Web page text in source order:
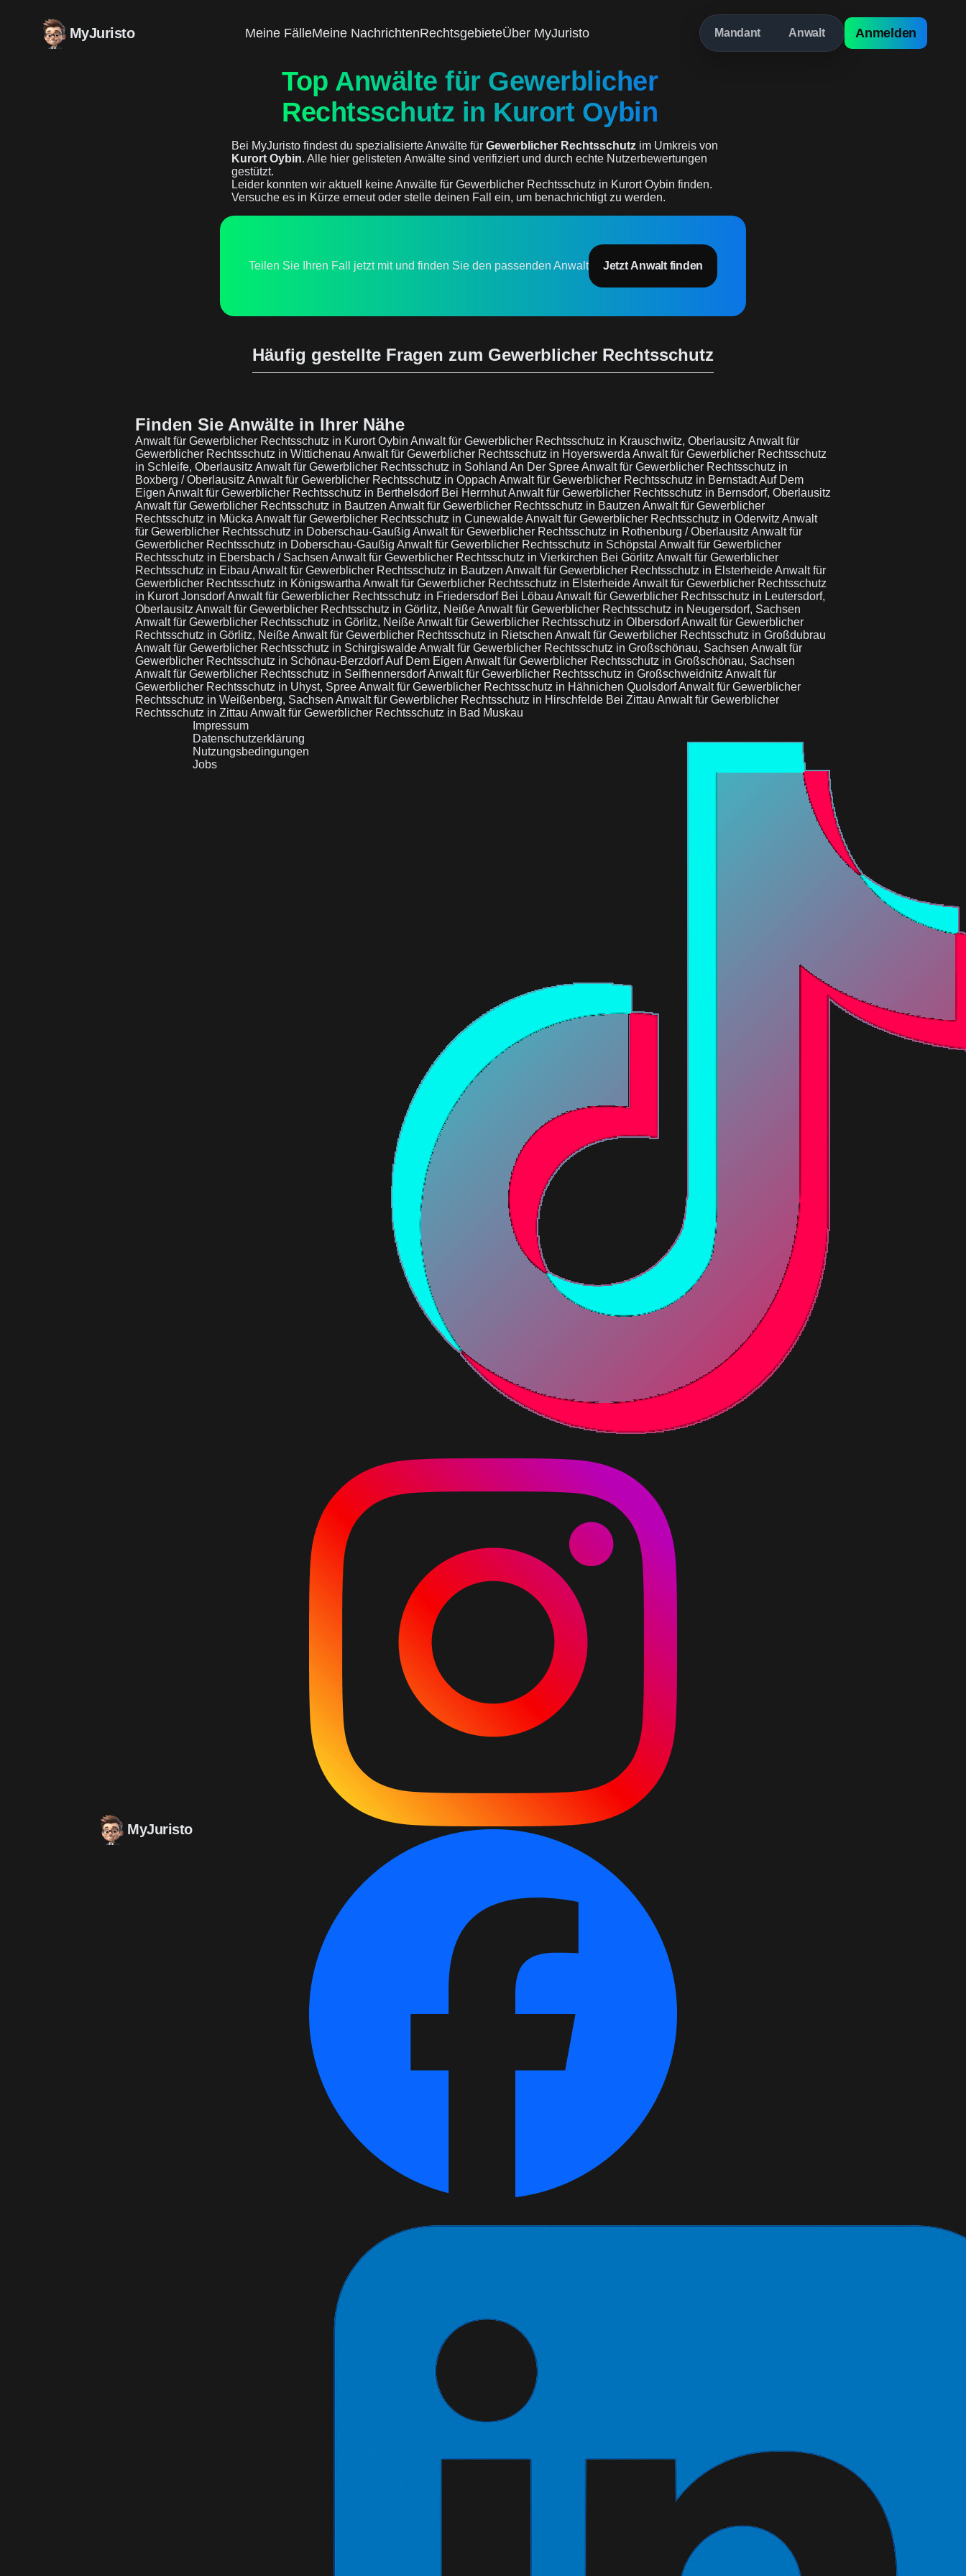
MyJuristo Meine FälleMeine NachrichtenRechtsgebieteÜber MyJuristo Mandant Anwalt Anmelden
Top Anwälte für Gewerblicher
Rechtsschutz in Kurort Oybin
Bei MyJuristo findest du spezialisierte Anwälte für Gewerblicher Rechtsschutz im Umkreis von
Kurort Oybin. Alle hier gelisteten Anwälte sind verifiziert und durch echte Nutzerbewertungen
gestützt.
Leider konnten wir aktuell keine Anwälte für Gewerblicher Rechtsschutz in Kurort Oybin finden.
Versuche es in Kürze erneut oder stelle deinen Fall ein, um benachrichtigt zu werden.
Teilen Sie Ihren Fall jetzt mit und finden Sie den passenden Anwalt Jetzt Anwalt finden
Häufig gestellte Fragen zum Gewerblicher Rechtsschutz
Finden Sie Anwälte in Ihrer Nähe
Anwalt für Gewerblicher Rechtsschutz in Kurort Oybin Anwalt für Gewerblicher Rechtsschutz in Krauschwitz, Oberlausitz Anwalt für
Gewerblicher Rechtsschutz in Wittichenau Anwalt für Gewerblicher Rechtsschutz in Hoyerswerda Anwalt für Gewerblicher Rechtsschutz
in Schleife, Oberlausitz Anwalt für Gewerblicher Rechtsschutz in Sohland An Der SpreeAnwalt für Gewerblicher Rechtsschutz in
Boxberg / Oberlausitz Anwalt für Gewerblicher Rechtsschutz in Oppach Anwalt für Gewerblicher Rechtsschutz in Bernstadt Auf Dem
Eigen Anwalt für Gewerblicher Rechtsschutz in Berthelsdorf Bei HerrnhutAnwalt für Gewerblicher Rechtsschutz in Bernsdorf, Oberlausitz
Anwalt für Gewerblicher Rechtsschutz in Bautzen Anwalt für Gewerblicher Rechtsschutz in Bautzen Anwalt für Gewerblicher
Rechtsschutz in Mücka Anwalt für Gewerblicher Rechtsschutz in CunewaldeAnwalt für Gewerblicher Rechtsschutz in Oderwitz Anwalt
für Gewerblicher Rechtsschutz in Doberschau-Gaußig Anwalt für Gewerblicher Rechtsschutz in Rothenburg / Oberlausitz Anwalt für
Gewerblicher Rechtsschutz in Doberschau-Gaußig Anwalt für Gewerblicher Rechtsschutz in Schöpstal Anwalt für Gewerblicher
Rechtsschutz in Ebersbach / Sachsen Anwalt für Gewerblicher Rechtsschutz in Vierkirchen Bei Görlitz Anwalt für Gewerblicher
Rechtsschutz in Eibau Anwalt für Gewerblicher Rechtsschutz in Bautzen Anwalt für Gewerblicher Rechtsschutz in ElsterheideAnwalt für
Gewerblicher Rechtsschutz in Königswartha Anwalt für Gewerblicher Rechtsschutz in ElsterheideAnwalt für Gewerblicher Rechtsschutz
in Kurort JonsdorfAnwalt für Gewerblicher Rechtsschutz in Friedersdorf Bei Löbau Anwalt für Gewerblicher Rechtsschutz in Leutersdorf,
Oberlausitz Anwalt für Gewerblicher Rechtsschutz in Görlitz, NeißeAnwalt für Gewerblicher Rechtsschutz in Neugersdorf, Sachsen
Anwalt für Gewerblicher Rechtsschutz in Görlitz, NeißeAnwalt für Gewerblicher Rechtsschutz in OlbersdorfAnwalt für Gewerblicher
Rechtsschutz in Görlitz, NeißeAnwalt für Gewerblicher Rechtsschutz in Rietschen Anwalt für Gewerblicher Rechtsschutz in Großdubrau
Anwalt für Gewerblicher Rechtsschutz in SchirgiswaldeAnwalt für Gewerblicher Rechtsschutz in Großschönau, Sachsen Anwalt für
Gewerblicher Rechtsschutz in Schönau-Berzdorf Auf Dem Eigen Anwalt für Gewerblicher Rechtsschutz in Großschönau, Sachsen
Anwalt für Gewerblicher Rechtsschutz in SeifhennersdorfAnwalt für Gewerblicher Rechtsschutz in Großschweidnitz Anwalt für
Gewerblicher Rechtsschutz in Uhyst, SpreeAnwalt für Gewerblicher Rechtsschutz in Hähnichen QuolsdorfAnwalt für Gewerblicher
Rechtsschutz in Weißenberg, Sachsen Anwalt für Gewerblicher Rechtsschutz in Hirschfelde Bei Zittau Anwalt für Gewerblicher
Rechtsschutz in Zittau Anwalt für Gewerblicher Rechtsschutz in Bad Muskau
MyJuristo
Impressum
Datenschutzerklärung
Nutzungsbedingungen
Jobs